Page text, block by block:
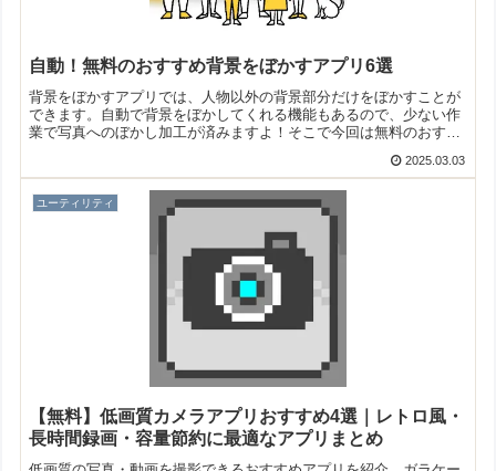
自動！無料のおすすめ背景をぼかすアプリ6選
背景をぼかすアプリでは、人物以外の背景部分だけをぼかすことが
できます。自動で背景をぼかしてくれる機能もあるので、少ない作
業で写真へのぼかし加工が済みますよ！そこで今回は無料のおすす
2025.03.03
ユーティリティ
【無料】低画質カメラアプリおすすめ4選｜レトロ風・
長時間録画・容量節約に最適なアプリまとめ